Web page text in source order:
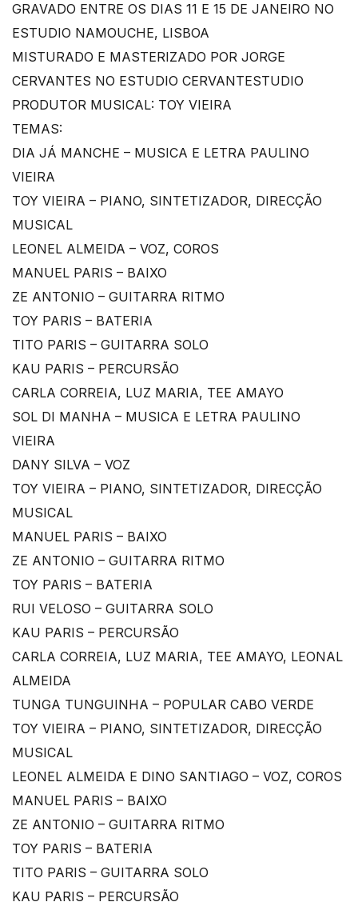
GRAVADO ENTRE OS DIAS 11 E 15 DE JANEIRO NO
ESTUDIO NAMOUCHE, LISBOA
MISTURADO E MASTERIZADO POR JORGE
CERVANTES NO ESTUDIO CERVANTESTUDIO
PRODUTOR MUSICAL: TOY VIEIRA
TEMAS:
DIA JÁ MANCHE – MUSICA E LETRA PAULINO
VIEIRA
TOY VIEIRA – PIANO, SINTETIZADOR, DIRECÇÃO
MUSICAL
LEONEL ALMEIDA – VOZ, COROS
MANUEL PARIS – BAIXO
ZE ANTONIO – GUITARRA RITMO
TOY PARIS – BATERIA
TITO PARIS – GUITARRA SOLO
KAU PARIS – PERCURSÃO
CARLA CORREIA, LUZ MARIA, TEE AMAYO
SOL DI MANHA – MUSICA E LETRA PAULINO
VIEIRA
DANY SILVA – VOZ
TOY VIEIRA – PIANO, SINTETIZADOR, DIRECÇÃO
MUSICAL
MANUEL PARIS – BAIXO
ZE ANTONIO – GUITARRA RITMO
TOY PARIS – BATERIA
RUI VELOSO – GUITARRA SOLO
KAU PARIS – PERCURSÃO
CARLA CORREIA, LUZ MARIA, TEE AMAYO, LEONAL
ALMEIDA
TUNGA TUNGUINHA – POPULAR CABO VERDE
TOY VIEIRA – PIANO, SINTETIZADOR, DIRECÇÃO
MUSICAL
LEONEL ALMEIDA E DINO SANTIAGO – VOZ, COROS
MANUEL PARIS – BAIXO
ZE ANTONIO – GUITARRA RITMO
TOY PARIS – BATERIA
TITO PARIS – GUITARRA SOLO
KAU PARIS – PERCURSÃO